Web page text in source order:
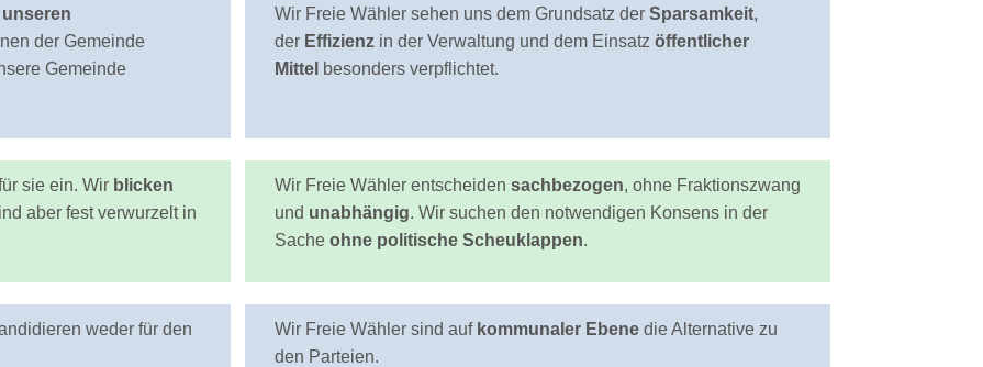
der Gemeinde
Gemeinde
Wir Freie Wähler sehen uns dem Grundsatz der Sparsamkeit,
der Effizienzin der Verwaltung und dem Einsatz öffentlicher
Mittel besonders verpflichtet.
sie ein. Wir blicken
aber fest verwurzelt in
Wir Freie Wähler entscheiden sachbezogen, ohne Fraktionszwang
und unabhängig. Wir suchen den notwendigen Konsens in der
Sache ohne politische Scheuklappen.
weder für den
Wir Freie Wähler sind auf kommunaler Ebenedie Alternative zu
den Parteien.